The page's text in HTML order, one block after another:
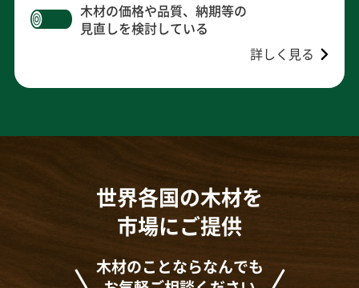
木材の価格や品質、納期等の
見直しを検討している
詳しく見る
世界各国の木材を
市場にご提供
木材のことならなんでも